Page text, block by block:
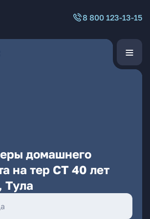
8 800 123-13-15
домашнего
на тер СТ 40 лет
Тула